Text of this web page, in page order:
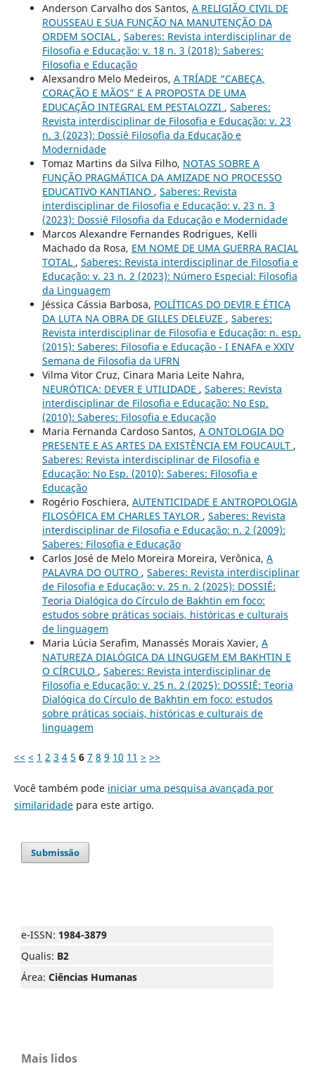
Anderson Carvalho dos Santos, A RELIGIÃO CIVIL DE
ROUSSEAU E SUA FUNÇÃO NA MANUTENÇÃO DA
ORDEM SOCIAL , Saberes: Revista interdisciplinar de
Filosofia e Educação: v. 18 n. 3 (2018): Saberes:
Filosofia e Educação
Alexsandro Melo Medeiros, A TRÍADE “CABEÇA,
CORAÇÃO E MÃOS” E A PROPOSTA DE UMA
EDUCAÇÃO INTEGRAL EM PESTALOZZI , Saberes:
Revista interdisciplinar de Filosofia e Educação: v. 23
n. 3 (2023): Dossiê Filosofia da Educação e
Modernidade
Tomaz Martins da Silva Filho, NOTAS SOBRE A
FUNÇÃO PRAGMÁTICA DA AMIZADE NO PROCESSO
EDUCATIVO KANTIANO , Saberes: Revista
interdisciplinar de Filosofia e Educação: v. 23 n. 3
(2023): Dossiê Filosofia da Educação e Modernidade
Marcos Alexandre Fernandes Rodrigues, Kelli
Machado da Rosa, EM NOME DE UMA GUERRA RACIAL
TOTAL , Saberes: Revista interdisciplinar de Filosofia e
Educação: v. 23 n. 2 (2023): Número Especial: Filosofia
da Linguagem
Jéssica Cássia Barbosa, POLÍTICAS DO DEVIR E ÉTICA
DA LUTA NA OBRA DE GILLES DELEUZE , Saberes:
Revista interdisciplinar de Filosofia e Educação: n. esp.
(2015): Saberes: Filosofia e Educação - I ENAFA e XXIV
Semana de Filosofia da UFRN
Vilma Vitor Cruz, Cinara Maria Leite Nahra,
NEURÓTICA: DEVER E UTILIDADE , Saberes: Revista
interdisciplinar de Filosofia e Educação: No Esp.
(2010): Saberes: Filosofia e Educação
Maria Fernanda Cardoso Santos, A ONTOLOGIA DO
PRESENTE E AS ARTES DA EXISTÊNCIA EM FOUCAULT ,
Saberes: Revista interdisciplinar de Filosofia e
Educação: No Esp. (2010): Saberes: Filosofia e
Educação
Rogério Foschiera, AUTENTICIDADE E ANTROPOLOGIA
FILOSÓFICA EM CHARLES TAYLOR , Saberes: Revista
interdisciplinar de Filosofia e Educação: n. 2 (2009):
Saberes: Filosofia e Educação
Carlos José de Melo Moreira Moreira, Verônica, A
PALAVRA DO OUTRO , Saberes: Revista interdisciplinar
de Filosofia e Educação: v. 25 n. 2 (2025): DOSSIÊ:
Teoria Dialógica do Círculo de Bakhtin em foco:
estudos sobre práticas sociais, históricas e culturais
de linguagem
Maria Lúcia Serafim, Manassés Morais Xavier, A
NATUREZA DIALÓGICA DA LINGUGEM EM BAKHTIN E
O CÍRCULO , Saberes: Revista interdisciplinar de
Filosofia e Educação: v. 25 n. 2 (2025): DOSSIÊ: Teoria
Dialógica do Círculo de Bakhtin em foco: estudos
sobre práticas sociais, históricas e culturais de
linguagem
<< < 1 2 3 4 5 6 7 8 9 10 11 > >>
Você também pode iniciar uma pesquisa avançada por
similaridadepara este artigo.
Submissão
e-ISSN: 1984-3879
Qualis: B2
Área: Ciências Humanas
Mais lidos